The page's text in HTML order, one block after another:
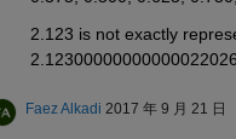
2.123 is not exactly
Faez Alkadi 2017 年 9 月 21 日